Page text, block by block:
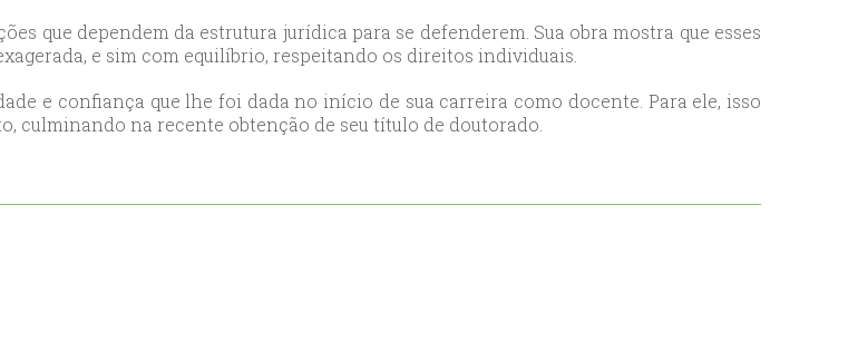
que dependem da estrutura jurídica para se defenderem. Sua obra mostra que esses
e sim com equilíbrio, respeitando os direitos individuais.
e confiança que lhe foi dada no início de sua carreira como docente. Para ele, isso
culminando na recente obtenção de seu título de doutorado.